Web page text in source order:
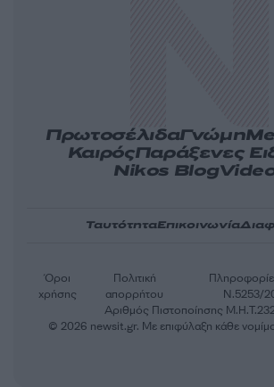
ΠρωτοσέλιδαΓνώμη
ΚαιρόςΠαράξενες
Nikos Blog
ΤαυτότηταΕπικοινωνία
Αριθμός Πιστοποίησης
Όροι
χρήσης
Πολιτική
απορρήτου
Ν.5253/
© 2026 newsit.gr. Με επιφύλαξη κάθε